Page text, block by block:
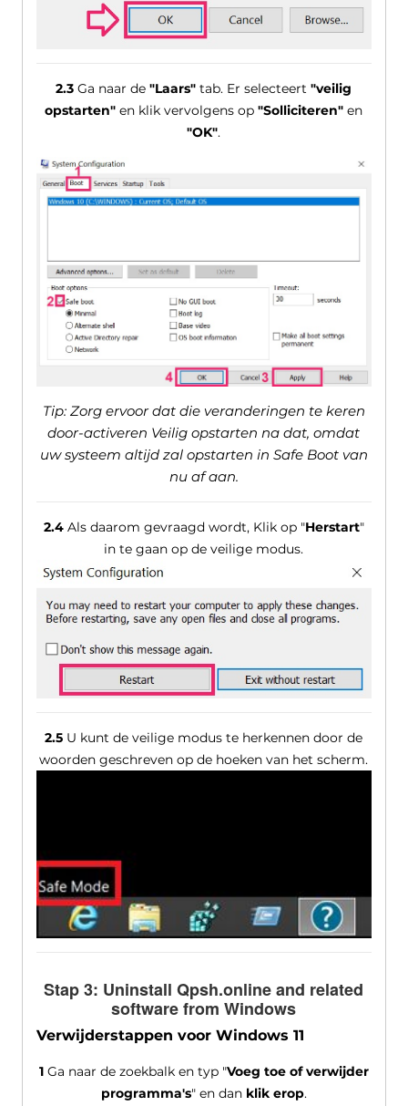
2.3 Ga naar de"Laars" tab. Er selecteert"veilig
opstarten" en klik vervolgens op"Solliciteren" en
"OK".
Tip: Zorg ervoor dat die veranderingen te keren
door-activeren Veilig opstarten na dat, omdat
uw systeem altijd zal opstarten in Safe Boot van
nu af aan.
2.4Als daarom gevraagd wordt, Klik op "Herstart"
in te gaan op de veilige modus.
2.5 U kunt de veilige modus te herkennen door de
woorden geschreven op de hoeken van het scherm.
Stap 3: Uninstall Qpsh.online and related
software from Windows
Verwijderstappen voor Windows 11
1Ga naar de zoekbalk en typ "Voeg toe of verwijder
programma's" en dan klik erop.